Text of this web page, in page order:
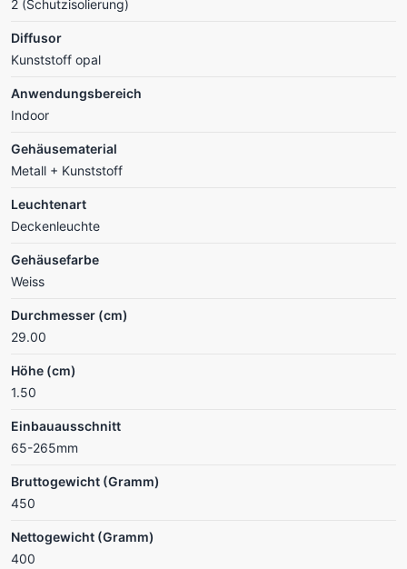
2 (Schutzisolierung)
Diffusor
Kunststoff opal
Anwendungsbereich
Indoor
Gehäusematerial
Metall + Kunststoff
Leuchtenart
Deckenleuchte
Gehäusefarbe
Weiss
Durchmesser (cm)
29.00
Höhe (cm)
1.50
Einbauausschnitt
65-265mm
Bruttogewicht (Gramm)
450
Nettogewicht (Gramm)
400